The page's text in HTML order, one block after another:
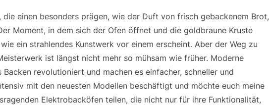
die einen besonders prägen, wie der Duft von frisch gebackenem Brot,
Moment, in dem sich der Ofen öffnet und die goldbraune Kruste
ein strahlendes Kunstwerk vor einem erscheint. Aber der Weg zu
ist längst nicht mehr so mühsam wie früher. Moderne
revolutioniert und machen es einfacher, schneller und
mit den neuesten Modellen beschäftigt und möchte euch meine
Elektrobacköfen teilen, die nicht nur für ihre Funktionalität,